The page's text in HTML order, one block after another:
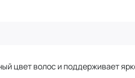
цвет волос и поддерживает